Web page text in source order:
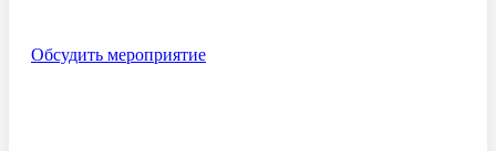
Обсудить мероприятие